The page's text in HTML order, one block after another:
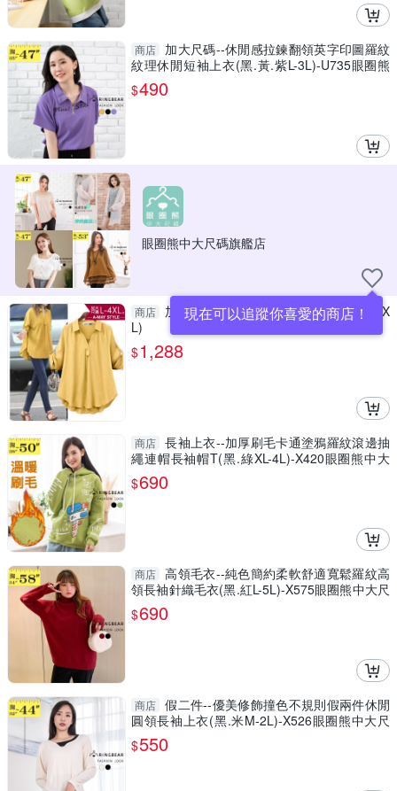
商店
加大尺碼--休閒感拉鍊翻領英字印圖羅紋
紋理休閒短袖上衣(黑.黃.紫L-3L)-U735眼圈熊
中大尺碼
$490
眼圈熊中大尺碼旗艦店
現在可以追蹤你喜愛的商店！
商店
加大碼 上衣 休閒外出摺袖立領襯衫(L-4X
L)
$1,288
商店 長袖上衣--加厚刷毛卡通塗鴉羅紋滾邊抽
繩連帽長袖帽T(黑.綠XL-4L)-X420眼圈熊中大
尺碼
$690
商店 高領毛衣--純色簡約柔軟舒適寬鬆羅紋高
領長袖針織毛衣(黑.紅L-5L)-X575眼圈熊中大尺
碼
$690
商店 假二件--優美修飾撞色不規則假兩件休閒
圓領長袖上衣(黑.米M-2L)-X526眼圈熊中大尺
碼
$550